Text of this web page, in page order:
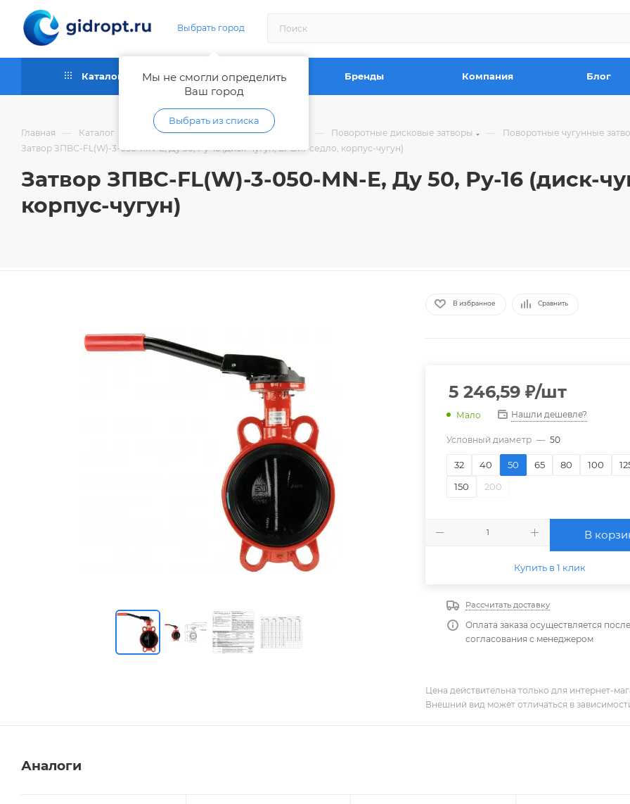
Выбрать город
Мы не смогли определить
Ваш город
Выбрать из списка
Каталог Как купить Бренды Компания Блог
Главная — Каталог Запорная и регулирующая арматура — Поворотные дисковые затворы — Поворотные чугунные
Затвор ЗПВС-FL(W)-3-050-MN-E, Ду 50, Ру-16 (диск-чугун, EPDM-седло, корпус-чугун)
Затвор ЗПВС-FL(W)-3-050-MN-E, Ду 50, Ру-16 (диск-
корпус-чугун)
В избранное Сравнить
5 246,59 ₽/шт
Мало Нашли дешевле?
Условный диаметр — 50
32 40 50 65 80 100
150
200
В
Купить в 1 клик
Рассчитать доставку
Оплата заказа осуществляется после
согласования с менеджером
Цена действительна только для интернет-
Внешний вид может отличаться в
Аналоги